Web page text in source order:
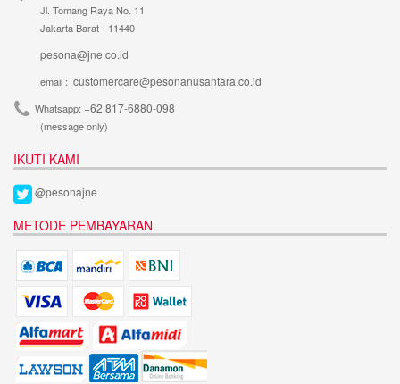
Jl. Tomang Raya No. 11
Jakarta Barat - 11440
pesona@jne.co.id
email : customercare@pesonanusantara.co.id
Whatsapp: +62 817-6880-098
(message only)
IKUTI KAMI
@pesonajne
METODE PEMBAYARAN